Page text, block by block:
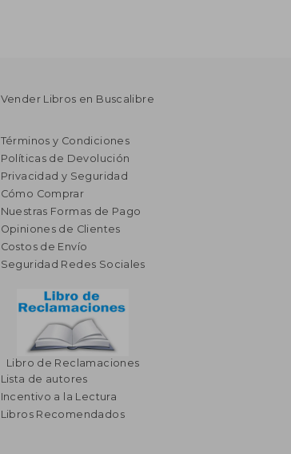
Vender Libros en Buscalibre
Términos y Condiciones
Políticas de Devolución
Privacidad y Seguridad
Cómo Comprar
Nuestras Formas de Pago
Opiniones de Clientes
Costos de Envío
Seguridad Redes Sociales
Libro de Reclamaciones
Lista de autores
Incentivo a la Lectura
Libros Recomendados